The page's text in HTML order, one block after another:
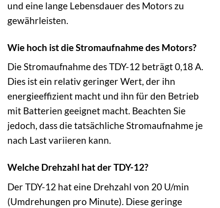
und eine lange Lebensdauer des Motors zu
gewährleisten.
Wie hoch ist die Stromaufnahme des Motors?
Die Stromaufnahme des TDY-12 beträgt 0,18 A.
Dies ist ein relativ geringer Wert, der ihn
energieeffizient macht und ihn für den Betrieb
mit Batterien geeignet macht. Beachten Sie
jedoch, dass die tatsächliche Stromaufnahme je
nach Last variieren kann.
Welche Drehzahl hat der TDY-12?
Der TDY-12 hat eine Drehzahl von 20 U/min
(Umdrehungen pro Minute). Diese geringe